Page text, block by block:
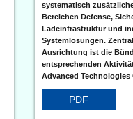
systematisch
Bereichen Defense,
Ladeinfrastruktur und
Systemlösungen.
Ausrichtung ist die
entsprechenden
Advanced Technologies
PDF